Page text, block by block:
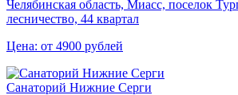
Челябинская область, Миасс, поселок
лесничество, 44 квартал
Цена: от 4900 рублей
Санаторий Нижние Серги